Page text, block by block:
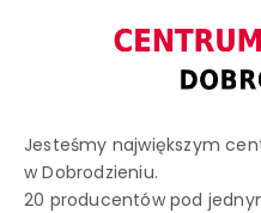
Jesteśmy największym
w Dobrodzieniu.
20 producentów pod